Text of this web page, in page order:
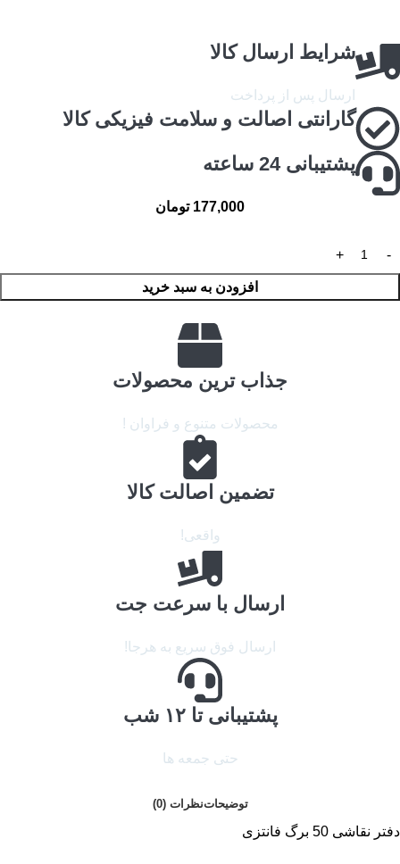
شرایط ارسال کالا
ارسال پس از پرداخت
گارانتی اصالت و سلامت فیزیکی کالا
پشتیبانی 24 ساعته
177,000 تومان
افزودن به سبد خرید
جذاب ترین محصولات
محصولات متنوع و فراوان !
تضمین اصالت کالا
واقعی!
ارسال با سرعت جت
ارسال فوق سریع به هرجا!
پشتیبانی تا ۱۲ شب
حتی جمعه ها
توضیحاتنظرات (0)
دفتر نقاشی 50 برگ فانتزی